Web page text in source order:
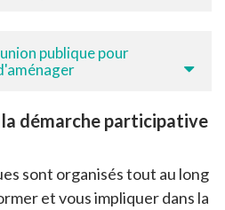
publique pour
démarche participative
sont organisés tout au long
et vous impliquer dans la